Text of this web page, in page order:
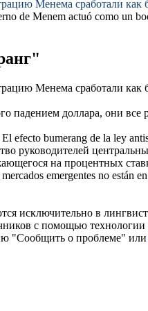
Менема сработали как
de Menem actuó como un
Менема сработали как
падением доллара, они
El efecto bumerang de la ley
на процентных
emergentes no están
исключительно в
с помощью
"Сообщить о проблеме" или